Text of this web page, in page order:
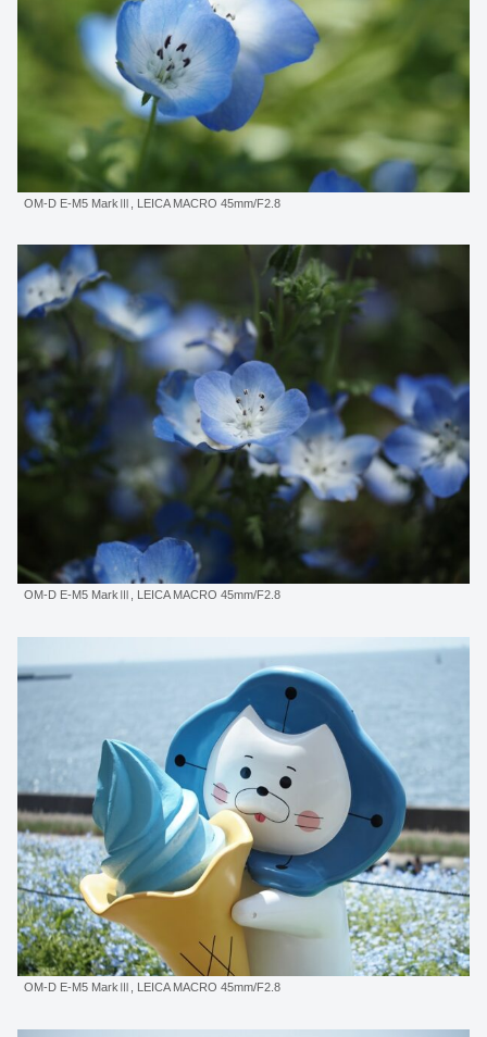
OM-D E-M5 MarkⅢ, LEICA MACRO 45mm/F2.8
OM-D E-M5 MarkⅢ, LEICA MACRO 45mm/F2.8
OM-D E-M5 MarkⅢ, LEICA MACRO 45mm/F2.8